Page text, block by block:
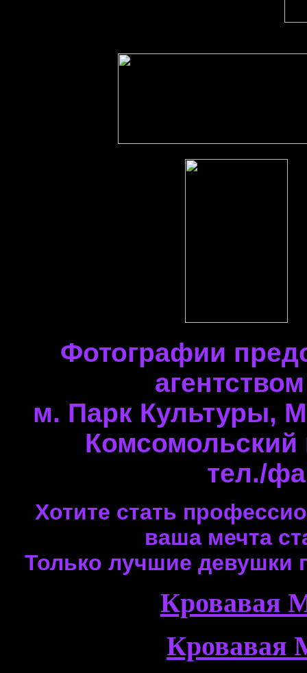
Фотографии
м. Парк Культуры,
Комсомольский
тел./
Хотите стать
ваша мечта
Только лучшие девушки
Кровавая
Кровавая